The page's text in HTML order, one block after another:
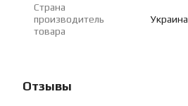
Страна
производитель
товара
Украина
Отзывы